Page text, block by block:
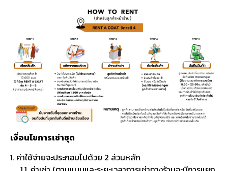
เงื่อนไขการเช่าชุด
1. ค่าใช้จ่ายจะประกอบไปด้วย 2 ส่วนหลัก